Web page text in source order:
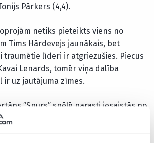
Pārkers (4,4).
netiks pieteikts viens no
Tims Hārdevejs jaunākais, bet
traumētie līderi ir atgriezušies. Piecus
Lenards, tomēr viņa dalība
ir uz jautājuma zīmes.
”Spurs” spēlē parasti iesaistās no
aizvadījis 31 maču, vidēji gūstot